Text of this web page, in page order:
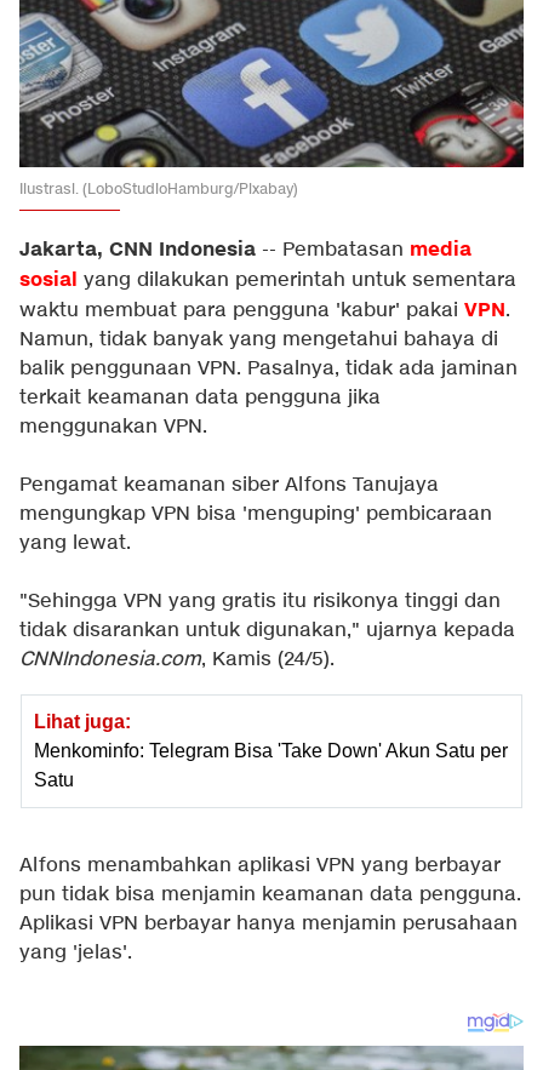
Ilustrasi. (LoboStudioHamburg/Pixabay)
Jakarta, CNN Indonesia -- Pembatasan media
sosial yang dilakukan pemerintah untuk sementara
waktu membuat para pengguna 'kabur' pakai VPN.
Namun, tidak banyak yang mengetahui bahaya di
balik penggunaan VPN. Pasalnya, tidak ada jaminan
terkait keamanan data pengguna jika
menggunakan VPN.
Pengamat keamanan siber Alfons Tanujaya
mengungkap VPN bisa 'menguping' pembicaraan
yang lewat.
"Sehingga VPN yang gratis itu risikonya tinggi dan
tidak disarankan untuk digunakan," ujarnya kepada
CNNIndonesia.com, Kamis (24/5).
Lihat juga:
Menkominfo: Telegram Bisa 'Take Down' Akun Satu per
Satu
Alfons menambahkan aplikasi VPN yang berbayar
pun tidak bisa menjamin keamanan data pengguna.
Aplikasi VPN berbayar hanya menjamin perusahaan
yang 'jelas'.